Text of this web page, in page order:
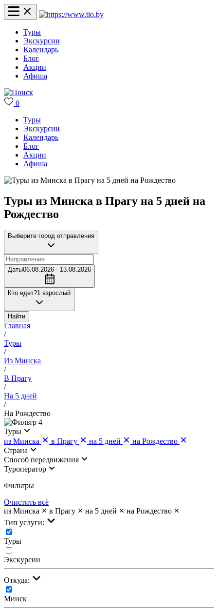
Туры
Экскурсии
Календарь
Блог
Акции
Афиша
0
Туры
Экскурсии
Календарь
Блог
Акции
Афиша
Туры из Минска в Прагу на 5 дней на
Рождество
Выберите город отправления
Даты06.08.2026 - 13.08.2026
Кто едет?1 взрослый
Найти
Главная
/
Туры
/
Из Минска
/
В Прагу
/
На 5 дней
/
На Рождество
4
Туры
из Минска
в Прагу на 5 дней
на Рождество
Страна
Cпособ передвижения
Туроператор
Фильтры
Очистить всё
из Минска
в Прагу на 5 дней
на Рождество
Тип услуги:
Туры
Экскурсии
Откуда:
Минск